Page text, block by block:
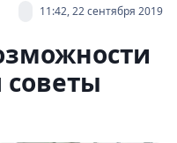
11:42, 22 сентября 2019
советы